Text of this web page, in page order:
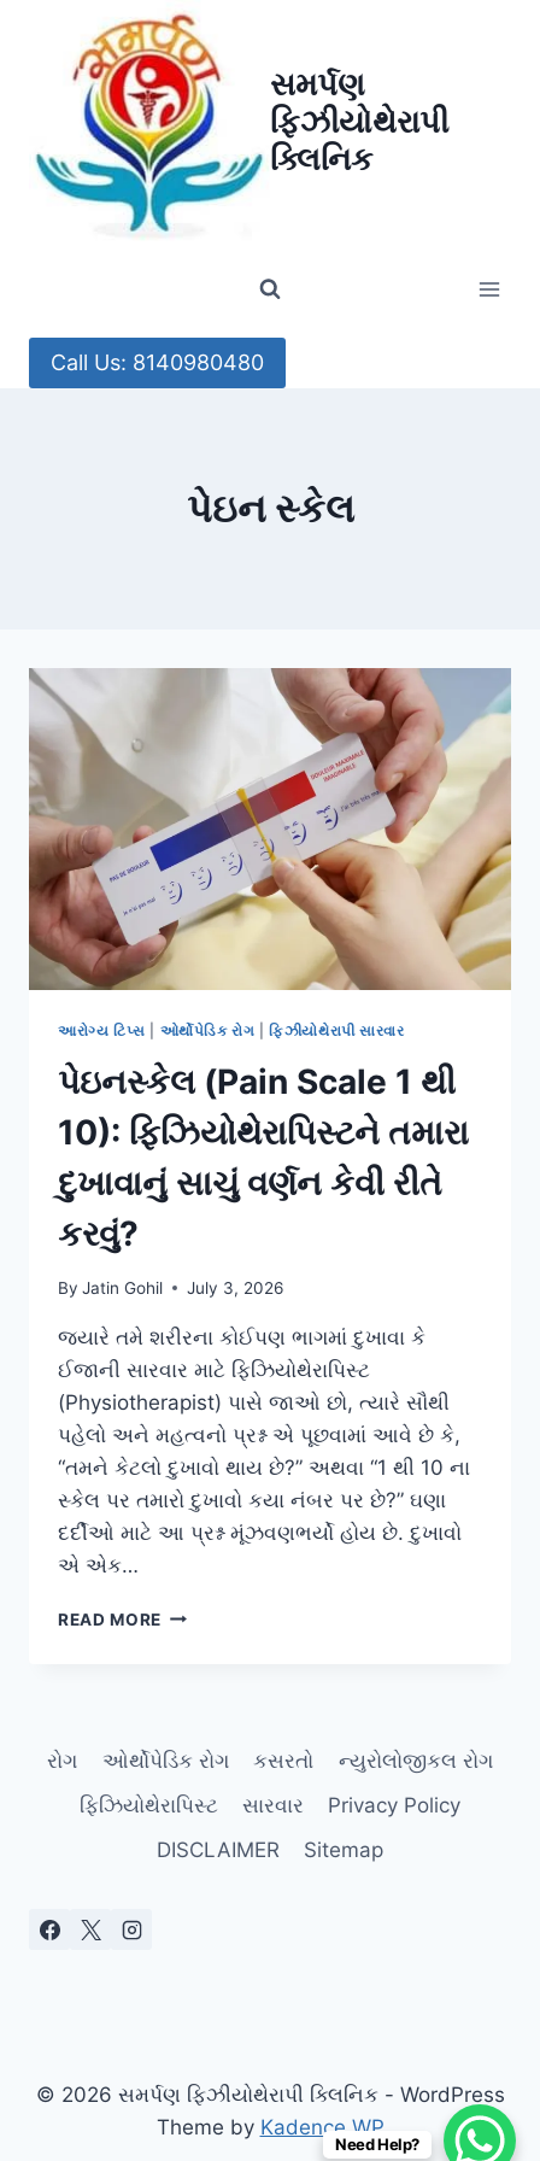
સમર્પણ
ફિઝીયોથેરાપી
ક્લિનિક
Call Us: 8140980480
પેઇન સ્કેલ
આરોગ્ય ટિપ્સ ઓર્થોપેડિક રોગ |ફિઝીયોથેરાપી સારવાર
પેઇનસ્કેલ (Pain Scale 1 થી
10): ફિઝિયોથેરાપિસ્ટને તમારા
દુખાવાનું સાચું વર્ણન કેવી રીતે
કરવું?
By Jatin Gohil July 3, 2026
જ્યારે તમે શરીરના કોઈપણ ભાગમાં દુખાવા કે
ઈજાની સારવાર માટે ફિઝિયોથેરાપિસ્ટ
(Physiotherapist) પાસે જાઓ છો, ત્યારે સૌથી
પહેલો અને મહત્વનો પ્રશ્ન એ પૂછવામાં આવે છે કે,
“તમને કેટલો દુખાવો થાય છે?” અથવા “1 થી 10 ના
સ્કેલ પર તમારો દુખાવો કયા નંબર પર છે?” ઘણા
દર્દીઓ માટે આ પ્રશ્ન મૂંઝવણભર્યો હોય છે. દુખાવો
એ એક…
READ MORE પેઇનસ્કેલ
ફિઝિયોથેરાપિસ્ટને
તમારા
દુખાવાનું
સાચું
રોગ ઓર્થોપેડિક રોગ કસરતો
ન્યુરોલોજીકલ રોગ
ફિઝિયોથેરાપિસ્ટ
સારવાર
Privacy Policy
DISCLAIMER
Sitemap
© 2026 સમર્પણ ફિઝીયોથેરાપી ક્લિનિક - WordPress
Theme by Kadence WP
Need Help?